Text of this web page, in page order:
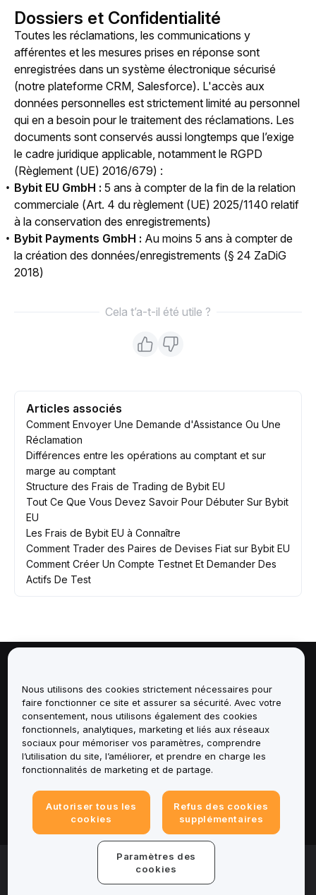
Dossiers et Confidentialité
Toutes les réclamations, les communications y
afférentes et les mesures prises en réponse sont
enregistrées dans un système électronique sécurisé
(notre plateforme CRM, Salesforce). L'accès aux
données personnelles est strictement limité au personnel
qui en a besoin pour le traitement des réclamations. Les
documents sont conservés aussi longtemps que l’exige
le cadre juridique applicable, notamment le RGPD
(Règlement (UE) 2016/679) :
Bybit EU GmbH : 5 ans à compter de la fin de la relation
commerciale (Art. 4 du règlement (UE) 2025/1140 relatif
à la conservation des enregistrements)
Bybit Payments GmbH : Au moins 5 ans à compter de
la création des données/enregistrements (§ 24 ZaDiG
2018)
Cela t’a-t-il été utile ?
Articles associés
Comment Envoyer Une Demande d'Assistance Ou Une
Réclamation
Différences entre les opérations au comptant et sur
marge au comptant
Structure des Frais de Trading de Bybit EU
Tout Ce Que Vous Devez Savoir Pour Débuter Sur Bybit
EU
Les Frais de Bybit EU à Connaître
Comment Trader des Paires de Devises Fiat sur Bybit EU
Comment Créer Un Compte Testnet Et Demander Des
Actifs De Test
Services
Assistance
Produits
Mentions légales
© 2025-2026 Bybit.eu. Tous droits réservés.
Conditions d'utilisation | Conditions de
Nous utilisons des cookies strictement nécessaires pour
faire fonctionner ce site et assurer sa sécurité. Avec votre
consentement, nous utilisons également des cookies
fonctionnels, analytiques, marketing et liés aux réseaux
sociaux pour mémoriser vos paramètres, comprendre
l’utilisation du site, l’améliorer, et prendre en charge les
fonctionnalités de marketing et de partage.
Autoriser tous les
cookies
Refus des cookies
supplémentaires
Paramètres des
cookies